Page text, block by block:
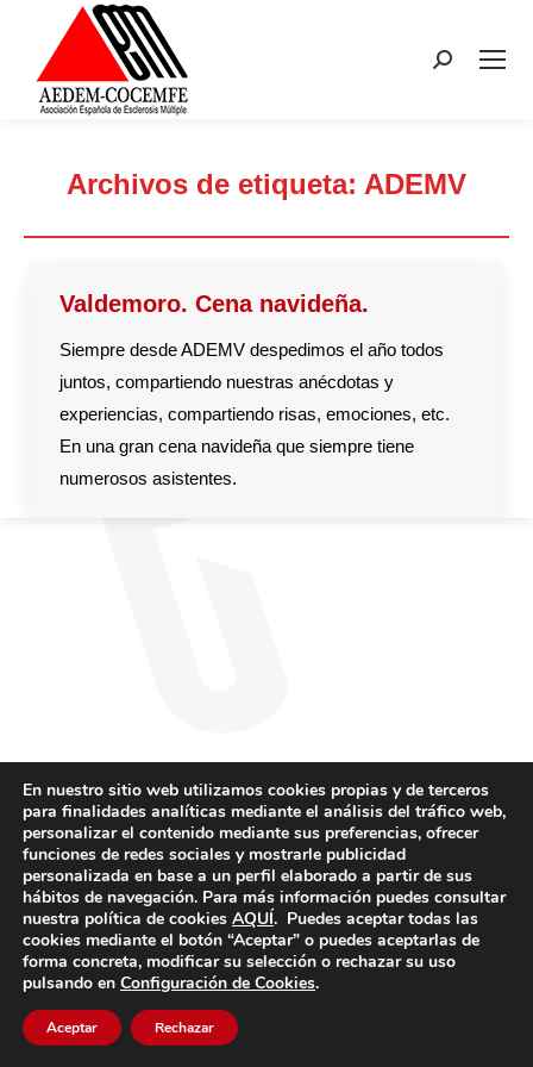
Buscar:
Archivos de etiqueta: ADEMV
Valdemoro. Cena navideña.
Siempre desde ADEMV despedimos el año todos
juntos, compartiendo nuestras anécdotas y
experiencias, compartiendo risas, emociones, etc.
En una gran cena navideña que siempre tiene
numerosos asistentes.
En nuestro sitio web utilizamos cookies propias y de terceros
para finalidades analíticas mediante el análisis del tráfico web,
personalizar el contenido mediante sus preferencias, ofrecer
funciones de redes sociales y mostrarle publicidad
personalizada en base a un perfil elaborado a partir de sus
hábitos de navegación. Para más información puedes consultar
nuestra política de cookies AQUÍ. Puedes aceptar todas las
cookies mediante el botón “Aceptar” o puedes aceptarlas de
forma concreta, modificar su selección o rechazar su uso
pulsando en Configuración de Cookies.
Aceptar Rechazar